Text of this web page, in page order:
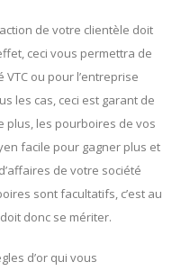
de votre clientèle doit
ceci vous permettra de
ou pour l’entreprise
les cas, ceci est garant de
plus, les pourboires de vos
facile pour gagner plus et
de votre société
sont facultatifs, c’est au
donc se mériter.
d’or qui vous